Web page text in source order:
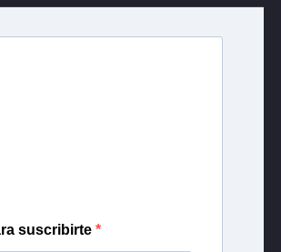
suscribirte